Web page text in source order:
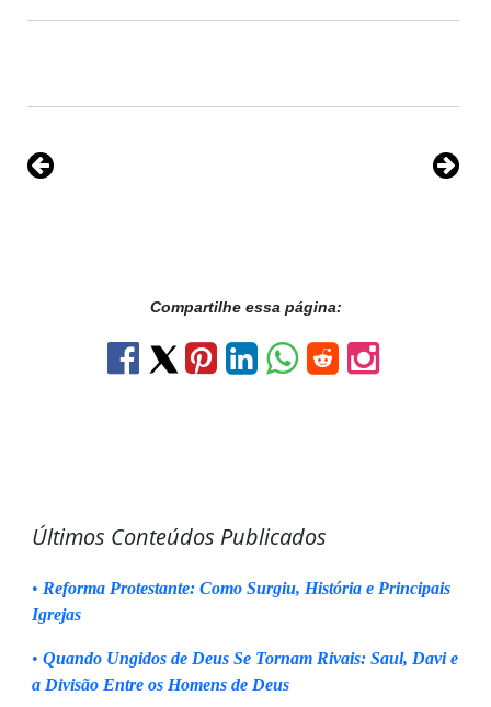
Compartilhe essa página:
Últimos Conteúdos Publicados
• Reforma Protestante: Como Surgiu, História e Principais
Igrejas
• Quando Ungidos de Deus Se Tornam Rivais: Saul, Davi e
a Divisão Entre os Homens de Deus